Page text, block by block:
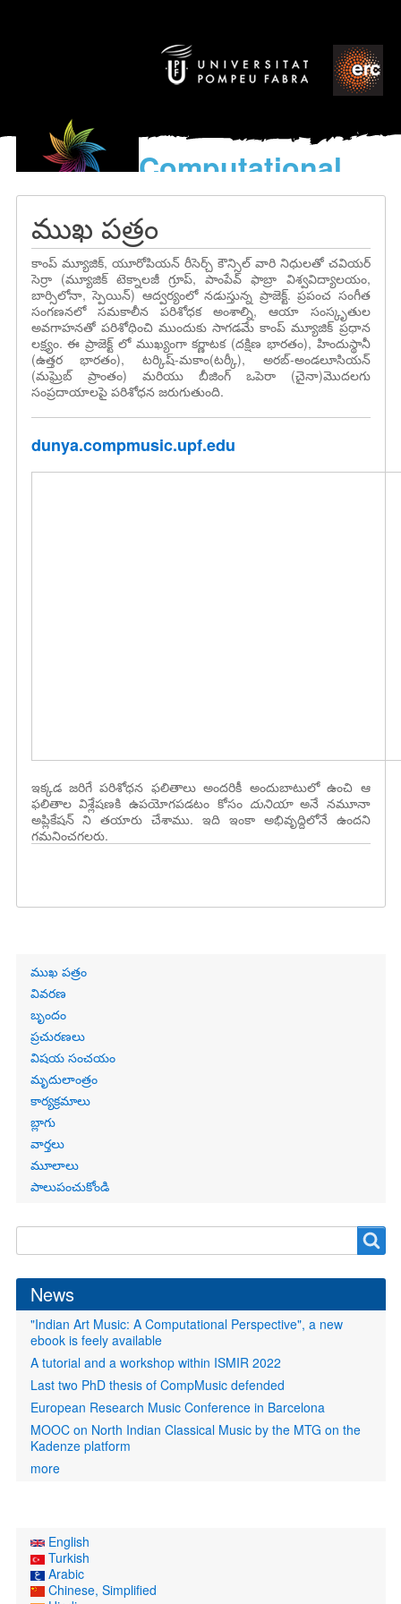
Computational
models
ముఖ పత్రం
కాంప్ మ్యూజిక్, యూరోపియన్ రీసెర్చ్ కౌన్సిల్ వారి నిధులతో చవియర్
సెర్రా (మ్యూజిక్ టెక్నాలజీ గ్రూప్, పాంపేవ్ ఫాబ్రా విశ్వవిద్యాలయం,
బార్సిలోనా, స్పెయిన్) ఆద్వర్యంలో నడుస్తున్న ప్రాజెక్ట్. ప్రపంచ సంగీత
సంగణనలో సమకాలీన పరిశోధక అంశాల్ని, ఆయా సంస్కృతుల
అవగాహనతో పరిశోధించి ముందుకు సాగడమే కాంప్ మ్యూజిక్ ప్రధాన
లక్ష్యం. ఈ ప్రాజెక్ట్ లో ముఖ్యంగా కర్ణాటక (దక్షిణ భారతం), హిందుస్థానీ
(ఉత్తర భారతం), టర్కిష్-మకాం(టర్కీ), అరబ్-అండలూసియన్
(మఘ్రెబ్ ప్రాంతం) మరియు బీజింగ్ ఒపెరా (చైనా)మొదలగు
సంప్రదాయాలపై పరిశోధన జరుగుతుంది.
dunya.compmusic.upf.edu
ఇక్కడ జరిగే పరిశోధన ఫలితాలు అందరికీ అందుబాటులో ఉంచి ఆ
ఫలితాల విశ్లేషణకి ఉపయోగపడటం కోసం దునియాఅనే నమూనా
అప్లికేషన్ ని తయారు చేశాము. ఇది ఇంకా అభివృద్దిలోనే ఉందని
గమనించగలరు.
Primary
links
ముఖ పత్రం
వివరణ
బృందం
ప్రచురణలు
విషయ సంచయం
మృదులాంత్రం
కార్యక్రమాలు
బ్లాగు
వార్తలు
మూలాలు
పాలుపంచుకోండి
form
News
"Indian Art Music: A Computational Perspective", a new
ebook is feely available
A tutorial and a workshop within ISMIR 2022
Last two PhD thesis of CompMusic defended
European Research Music Conference in Barcelona
MOOC on North Indian Classical Music by the MTG on the
Kadenze platform
more
English
Turkish
Arabic
Chinese, Simplified